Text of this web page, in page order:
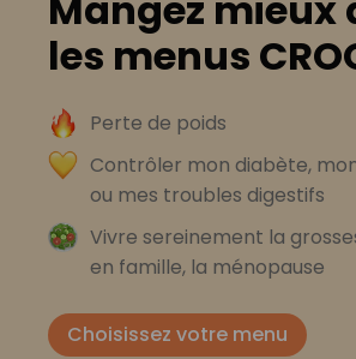
les menus
Perte de poids
Contrôler mon diabète,
ou mes troubles digestifs
Vivre sereinement la
en famille, la ménopause
Choisissez votre menu